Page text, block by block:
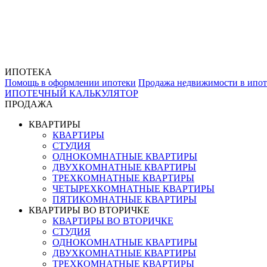
ИПОТЕКА
Помощь в оформлении ипотеки Продажа недвижимости в
ИПОТЕЧНЫЙ КАЛЬКУЛЯТОР
ПРОДАЖА
КВАРТИРЫ
КВАРТИРЫ
СТУДИЯ
ОДНОКОМНАТНЫЕ КВАРТИРЫ
ДВУХКОМНАТНЫЕ КВАРТИРЫ
ТРЕХКОМНАТНЫЕ КВАРТИРЫ
ЧЕТЫРЕХКОМНАТНЫЕ КВАРТИРЫ
ПЯТИКОМНАТНЫЕ КВАРТИРЫ
КВАРТИРЫ ВО ВТОРИЧКЕ
КВАРТИРЫ ВО ВТОРИЧКЕ
СТУДИЯ
ОДНОКОМНАТНЫЕ КВАРТИРЫ
ДВУХКОМНАТНЫЕ КВАРТИРЫ
ТРЕХКОМНАТНЫЕ КВАРТИРЫ